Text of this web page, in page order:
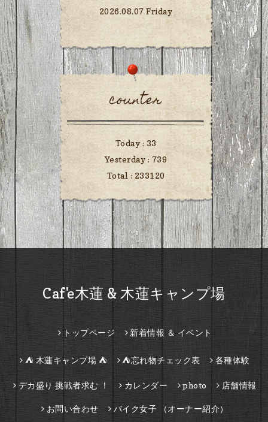
2026.08.07 Friday
counter
Today : 33
Yesterday : 739
Total : 233120
Caf'e木蓮 & 木蓮キャンプ場
トップページ 新着情報 ＆ イベント
⛺ 木蓮キャンプ場 ⛺ ⛺忘れ物チェック表 各種体験
デカ盛り 挑戦者求む ！ カレンダー photo 店舗情報
お問い合わせ バイク女子 （オーナー紹介）